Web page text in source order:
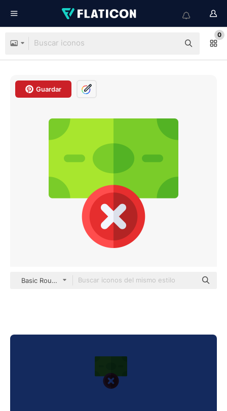
0
Guardar
Basic Rounded Flat